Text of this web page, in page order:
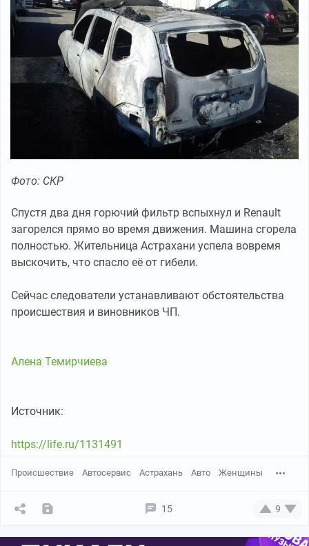
Фото: СКР
Спустя два дня горючий фильтр вспыхнул и Renault
загорелся прямо во время движения. Машина сгорела
полностью. Жительница Астрахани успела вовремя
выскочить, что спасло её от гибели.
Сейчас следователи устанавливают обстоятельства
происшествия и виновников ЧП.
Алена Темирчиева
Источник:
https://life.ru/1131491
Происшествие Автосервис Астрахань Авто Женщины
15 9